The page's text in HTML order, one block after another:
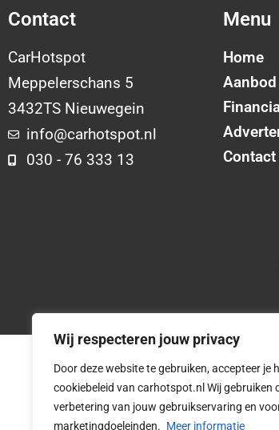
Wij respecteren jouw privacy
Door deze website te gebruiken, accepteer je
cookiebeleid van carhotspot.nl Wij gebruiken
verbetering van jouw gebruikservaring en
marketingdoeleinden. Meer informatie
Contact
CarHotspot
Meppelerschans 5
3432TS Nieuwegein
info@carhotspot.nl
030 - 76 333 13
Menu
Home
Aanbod
Contact